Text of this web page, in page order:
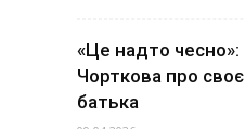
«Це надто чесно»:
Чорткова про
батька